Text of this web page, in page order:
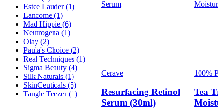
Estee Lauder(1)
Lancome (1)
Mad Hippie (6)
Neutrogena (1)
Olay (2)
Paula's Choice (2)
Real Techniques (1)
Sigma Beauty (4)
Silk Naturals (1)
SkinCeuticals (5)
Tangle Teezer(1)
Cerave
Resurfacing Retinol
Serum (30ml)
100%
Tea